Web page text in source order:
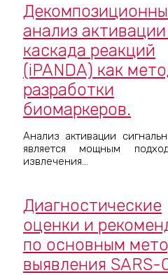
анализ
каскада реакций
(iPANDA) как
разработки
биомаркеров.
Анализ активации
является мощным
извлечения...
Диагностические
оценки и
по основным
выявления SARS-